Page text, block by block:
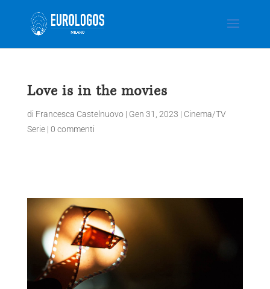
Love is in the movies
di Francesca Castelnuovo| Gen 31, 2023 | Cinema/TV
Serie| 0 commenti